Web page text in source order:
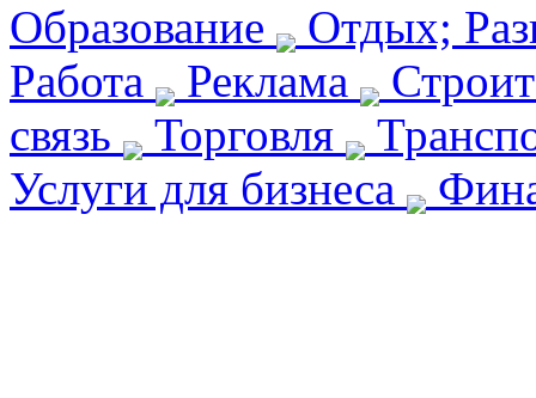
Образование
Отдых;
Работа
Реклама
связь
Торговля
Услуги для бизнеса